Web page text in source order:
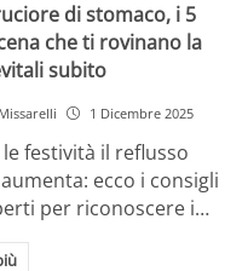
di stomaco, i 5
che ti rovinano la
subito
1 Dicembre 2025
festività il reflusso
ecco i consigli
per riconoscere i…